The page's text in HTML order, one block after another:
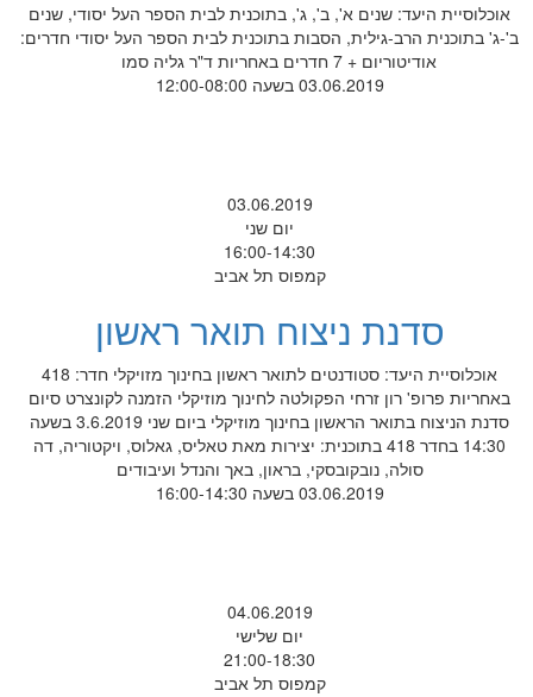
אוכלוסיית היעד: שנים א', ב', ג', בתוכנית לבית הספר העל יסודי, שנים
ב'-ג' בתוכנית הרב-גילית, הסבות בתוכנית לבית הספר העל יסודי חדרים:
אודיטוריום + 7 חדרים באחריות ד"ר גליה סמו
03.06.2019 בשעה 12:00-08:00
03.06.2019
יום שני
16:00-14:30
קמפוס תל אביב
סדנת ניצוח תואר ראשון
אוכלוסיית היעד: סטודנטים לתואר ראשון בחינוך מזויקלי חדר: 418
באחריות פרופ' רון זרחי הפקולטה לחינוך מוזיקלי הזמנה לקונצרט סיום
סדנת הניצוח בתואר הראשון בחינוך מוזיקלי ביום שני 3.6.2019 בשעה
14:30 בחדר 418 בתוכנית: יצירות מאת טאליס, גאלוס, ויקטוריה, דה
סולה, נובקובסקי, בראון, באך והנדל ועיבודים
03.06.2019 בשעה 16:00-14:30
04.06.2019
יום שלישי
21:00-18:30
קמפוס תל אביב